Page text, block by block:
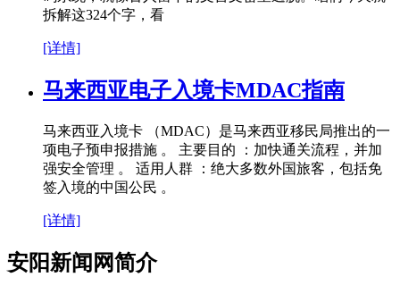
拆解这324个字，看
[详情]
马来西亚电子入境卡MDAC指南
马来西亚入境卡 （MDAC）是马来西亚移民局推出的一
项电子预申报措施 。 主要目的 ：加快通关流程，并加
强安全管理 。 适用人群 ：绝大多数外国旅客，包括免
签入境的中国公民 。
[详情]
安阳新闻网简介